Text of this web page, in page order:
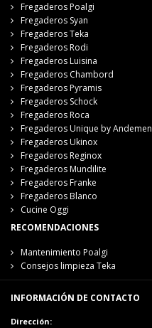
Fregaderos Poalgi
Fregaderos Syan
Fregaderos Teka
Fregaderos Rodi
Fregaderos Luisina
Fregaderos Chambord
Fregaderos Pyramis
Fregaderos Schock
Fregaderos Roca
Fregaderos Unique by Andemen
Fregaderos Ukinox
Fregaderos Reginox
Fregaderos Mundilite
Fregaderos Franke
Fregaderos Blanco
Cucine Oggi
RECOMENDACIONES
Mantenimiento Poalgi
Consejos limpieza Teka
INFORMACIÓN DE CONTACTO
Dirección: